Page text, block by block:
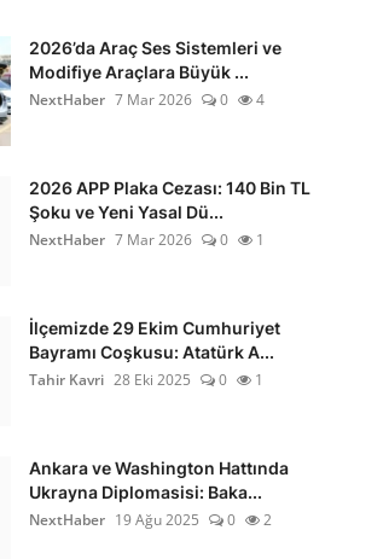
2026’da Araç Ses Sistemleri ve
Modifiye Araçlara Büyük ...
NextHaber 7 Mar 2026 0 4
2026 APP Plaka Cezası: 140 Bin TL
Şoku ve Yeni Yasal Dü...
NextHaber 7 Mar 2026 0 1
İlçemizde 29 Ekim Cumhuriyet
Bayramı Coşkusu: Atatürk A...
Tahir Kavri 28 Eki 2025 0 1
Ankara ve Washington Hattında
Ukrayna Diplomasisi: Baka...
NextHaber 19 Ağu 2025 0 2